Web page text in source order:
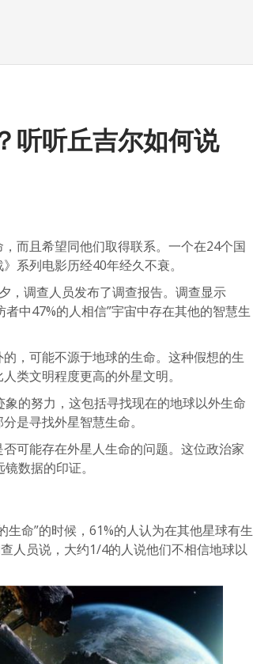
听听丘吉尔如何说
而且希望同他们取得联系。一个在24个国
系列电影历经40年经久不衰。
，调查人员发布了调查报告。调查显示
中47%的人相信”宇宙中存在其他的智慧生
，可能不源于地球的生命。这种假想的生
类文明程度更高的外星文明。
的努力，这包括寻找现在的地球以外生命
是寻找外星智慧生命。
可能存在外星人生命的问题。这位政治家
数据的印证。
命”的时候，61%的人认为在其他星球有生
人员说，大约1/4的人说他们不相信地球以